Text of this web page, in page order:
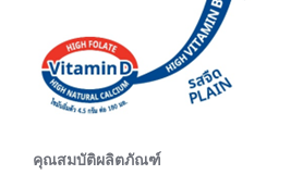
คุณสมบัติผลิตภัณฑ์